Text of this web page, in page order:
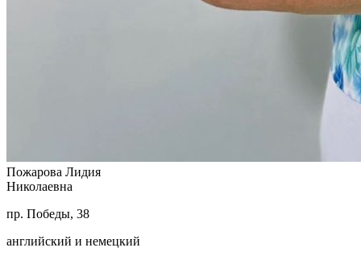
Пожарова Лидия
Николаевна
пр. Победы, 38
английский и немецкий